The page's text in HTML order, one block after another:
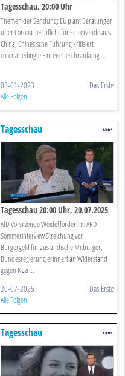
Tagesschau, 20:00 Uhr
Themen der Sendung: EU plant Beratungen
über Corona-Testpflicht für Einreisende aus
China, Chinesische Führung kritisiert
coronabedingte Einreisebeschränkung ...
03-01-2023 Das Erste
Alle Folgen
Tagesschau
Tagesschau 20:00 Uhr, 20.07.2025
AfD-Vorsitzende Weidel fordert im ARD-
Sommerinterview Streichung von
Bürgergeld für ausländische Mitbürger,
Bundesregierung erinnert an Widerstand
gegen Nazi ...
20-07-2025 Das Erste
Alle Folgen
Tagesschau